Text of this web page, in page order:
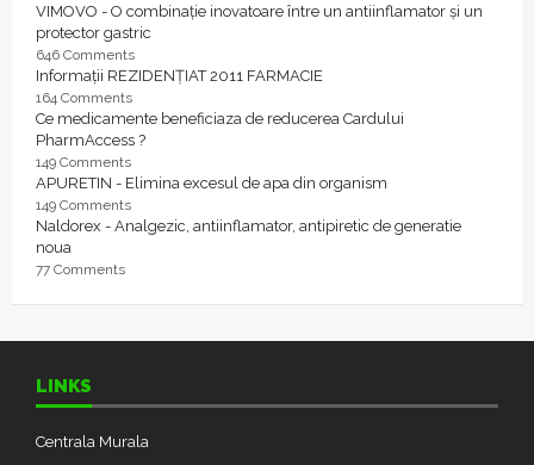
VIMOVO - O combinație inovatoare între un antiinflamator și un
protector gastric
646 Comments
Informații REZIDENȚIAT 2011 FARMACIE
164 Comments
Ce medicamente beneficiaza de reducerea Cardului
PharmAccess ?
149 Comments
APURETIN - Elimina excesul de apa din organism
149 Comments
Naldorex - Analgezic, antiinflamator, antipiretic de generatie
noua
77 Comments
LINKS
Centrala Murala